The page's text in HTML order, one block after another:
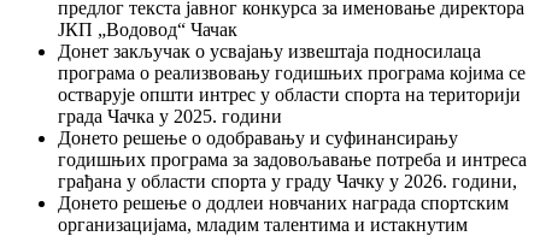
предлог текста јавног конкурса за именовање директора
ЈКП „Водовод“ Чачак
Донет закључак о усвајању извештаја подносилаца
програма о реализвовању годишњих програма којима се
остварује општи интрес у области спорта на територији
града Чачка у 2025. години
Донето решење о одобравању и суфинансирању
годишњих програма за задовољавање потреба и интреса
грађана у области спорта у граду Чачку у 2026. години,
Донето решење о додлеи новчаних награда спортским
организацијама, младим талентима и истакнутим